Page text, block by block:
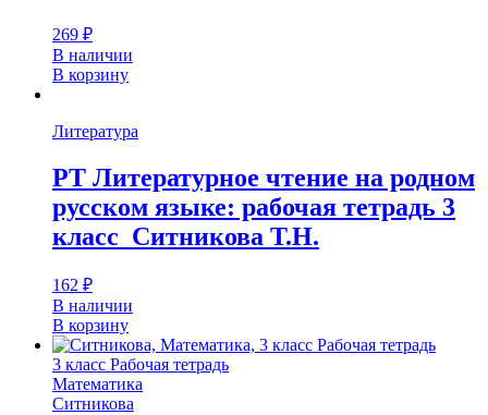
269 ₽
В наличии
В корзину
Литература
РТ Литературное чтение на родном
русском языке: рабочая тетрадь 3
класс Ситникова Т.Н.
162 ₽
В наличии
В корзину
3 класс Рабочая тетрадь
Математика
Ситникова